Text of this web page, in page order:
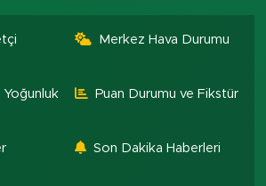
Merkez Hava Durumu
Puan Durumu ve Fikstür
Son Dakika Haberleri